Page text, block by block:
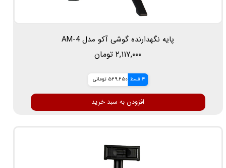
پایه نگهدارنده گوشی آکو مدل AM-4
۲,۱۱۷,۰۰۰ تومان
4 قسط 529,250 تومانی
افزودن به سبد خرید